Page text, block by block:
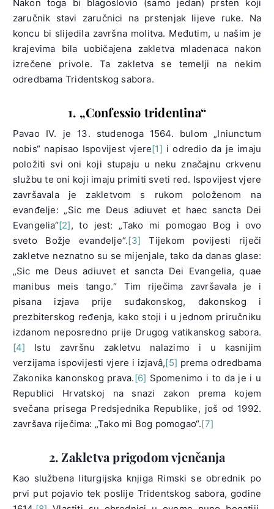
Nakon toga bi blagoslovio (samo jedan) prsten koji
zaručnik stavi zaručnici na prstenjak lijeve ruke. Na
koncu bi slijedila završna molitva. Međutim, u našim je
krajevima bila uobičajena zakletva mladenaca nakon
izrečene privole. Ta zakletva se temelji na nekim
odredbama Tridentskog sabora.
1. „Confessio tridentina“
Pavao IV. je 13. studenoga 1564. bulom „Iniunctum
nobis“ napisao Ispovijest vjere[1] i odredio da je imaju
položiti svi oni koji stupaju u neku značajnu crkvenu
službu te oni koji imaju primiti sveti red. Ispovijest vjere
završavala je zakletvom s rukom položenom na
evanđelje: „Sic me Deus adiuvet et haec sancta Dei
Evangelia“[2], to jest: „Tako mi pomogao Bog i ovo
sveto Božje evanđelje“.[3] Tijekom povijesti riječi
zakletve neznatno su se mijenjale, tako da danas glase:
„Sic me Deus adiuvet et sancta Dei Evangelia, quae
manibus meis tango.“ Tim riječima završavala je i
pisana izjava prije suđakonskog, đakonskog i
prezbiterskog ređenja, kako stoji i u jednom priručniku
izdanom neposredno prije Drugog vatikanskog sabora.
[4] Istu završnu zakletvu nalazimo i u kasnijim
verzijama ispovijesti vjere i izjavâ,[5] prema odredbama
Zakonika kanonskog prava.[6] Spomenimo i to da je i u
Republici Hrvatskoj na snazi zakon prema kojem
svečana prisega Predsjednika Republike, još od 1992.
završava riječima: „Tako mi Bog pomogao“.[7]
2. Zakletva prigodom vjenčanja
Kao službena liturgijska knjiga Rimski se obrednik po
prvi put pojavio tek poslije Tridentskog sabora, godine